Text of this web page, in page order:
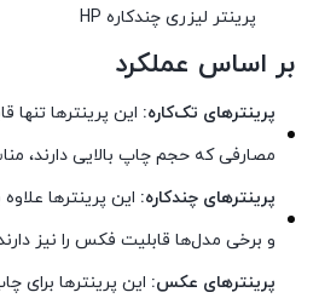
پرینتر لیزری چندکاره HP
بر اساس عملکرد
پرینترهای تک‌کاره: این پرینترها تنها
مصارفی که حجم چاپ بالایی دارند،
پرینترهای چندکاره: این پرینترها
و برخی مدل‌ها قابلیت فکس را نیز
پرینترهای عکس: این پرینترها برای